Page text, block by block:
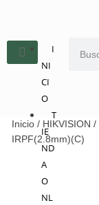
I
NI
CI
O
T
IE
ND
A
O
NL
Inicio / HIKVISION /
IRPF(2.8mm)(C)